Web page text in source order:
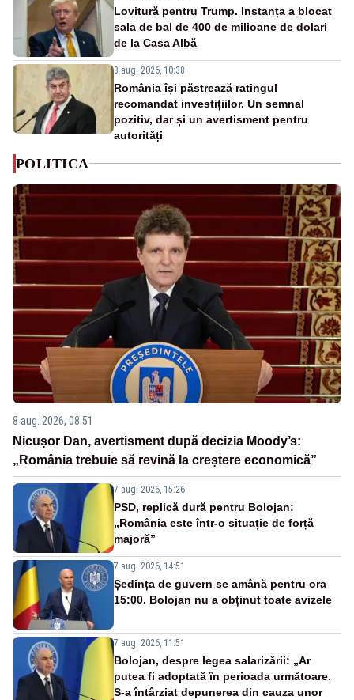
Lovitură pentru Trump. Instanța a blocat
sala de bal de 400 de milioane de dolari
de la Casa Albă
8 aug. 2026, 10:38
România își păstrează ratingul
recomandat investițiilor. Un semnal
pozitiv, dar și un avertisment pentru
autorități
POLITICA
8 aug. 2026, 08:51
Nicușor Dan, avertisment după decizia Moody’s:
„România trebuie să revină la creștere economică”
7 aug. 2026, 15:26
PSD, replică dură pentru Bolojan:
„România este într-o situație de forță
majoră”
7 aug. 2026, 14:51
Ședința de guvern se amână pentru ora
15:00. Bolojan nu a obținut toate avizele
7 aug. 2026, 11:51
Bolojan, despre legea salarizării: „Ar
putea fi adoptată în perioada următoare.
S-a întârziat depunerea din cauza unor